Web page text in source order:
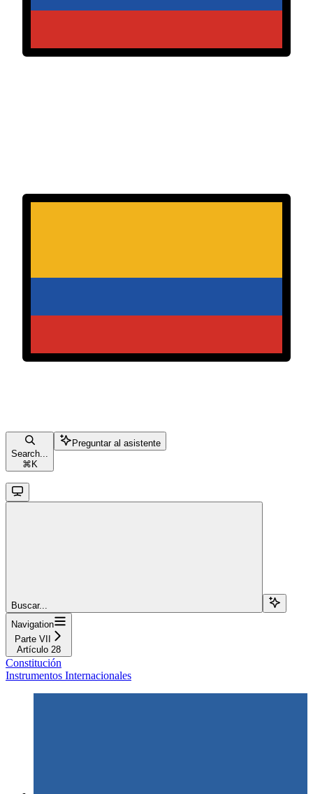
Search...
⌘ K
Preguntar al asistente
Buscar...
Navigation
Parte VII
Artículo 28
Constitución
Instrumentos Internacionales